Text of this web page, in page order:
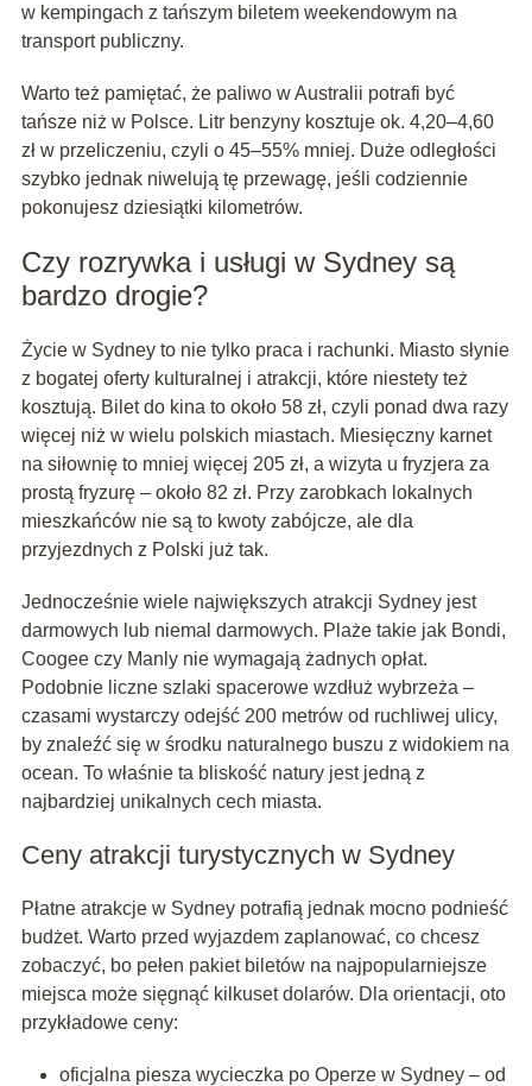
w kempingach z tańszym biletem weekendowym na
transport publiczny.
Warto też pamiętać, że paliwo w Australii potrafi być
tańsze niż w Polsce. Litr benzyny kosztuje ok. 4,20–4,60
zł w przeliczeniu, czyli o 45–55% mniej. Duże odległości
szybko jednak niwelują tę przewagę, jeśli codziennie
pokonujesz dziesiątki kilometrów.
Czy rozrywka i usługi w Sydney są
bardzo drogie?
Życie w Sydney to nie tylko praca i rachunki. Miasto słynie
z bogatej oferty kulturalnej i atrakcji, które niestety też
kosztują. Bilet do kina to około 58 zł, czyli ponad dwa razy
więcej niż w wielu polskich miastach. Miesięczny karnet
na siłownię to mniej więcej 205 zł, a wizyta u fryzjera za
prostą fryzurę – około 82 zł. Przy zarobkach lokalnych
mieszkańców nie są to kwoty zabójcze, ale dla
przyjezdnych z Polski już tak.
Jednocześnie wiele największych atrakcji Sydney jest
darmowych lub niemal darmowych. Plaże takie jak Bondi,
Coogee czy Manly nie wymagają żadnych opłat.
Podobnie liczne szlaki spacerowe wzdłuż wybrzeża –
czasami wystarczy odejść 200 metrów od ruchliwej ulicy,
by znaleźć się w środku naturalnego buszu z widokiem na
ocean. To właśnie ta bliskość natury jest jedną z
najbardziej unikalnych cech miasta.
Ceny atrakcji turystycznych w Sydney
Płatne atrakcje w Sydney potrafią jednak mocno podnieść
budżet. Warto przed wyjazdem zaplanować, co chcesz
zobaczyć, bo pełen pakiet biletów na najpopularniejsze
miejsca może sięgnąć kilkuset dolarów. Dla orientacji, oto
przykładowe ceny:
oficjalna piesza wycieczka po Operze w Sydney – od